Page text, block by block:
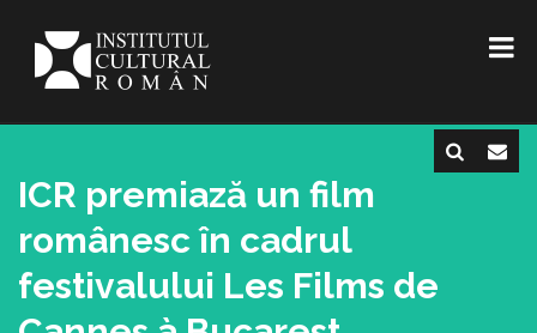
ICR premiază un film
românesc în cadrul
festivalului Les Films de